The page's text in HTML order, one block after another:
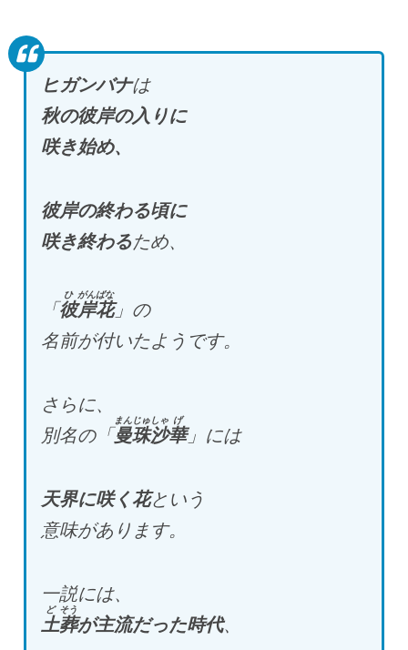
ヒガンバナは
秋の彼岸の入りに
咲き始め、
彼岸の終わる頃に
咲き終わるため、
「彼
ひ
岸花
がんばな
」の
名前が付いたようです。
さらに、
別名の「 曼珠沙
まんじゅしゃ
華
げ
」には
天界に咲く花という
意味があります。
一説には、
土
ど
葬
そう
が主流だった時代、